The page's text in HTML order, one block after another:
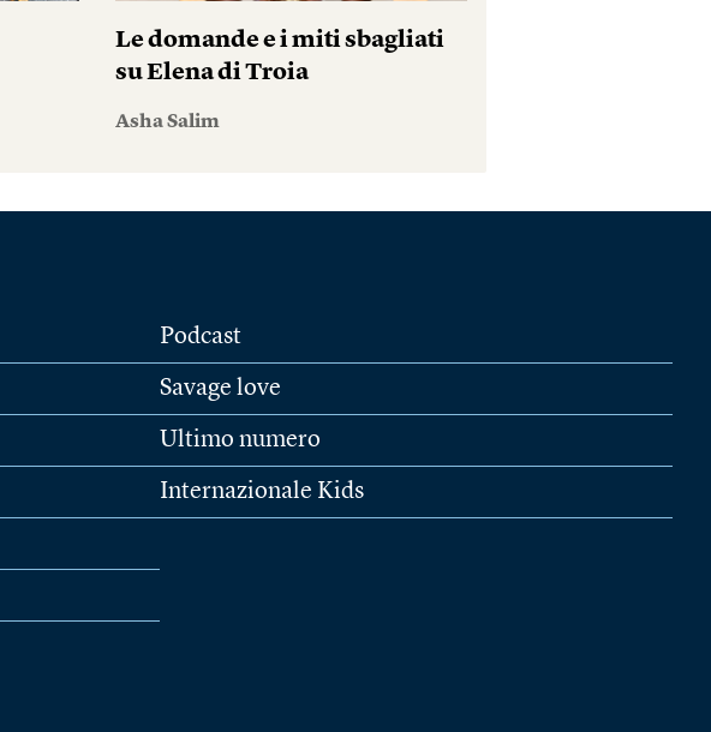
Le domande e i miti sbagliati
su Elena di Troia
Asha Salim
Podcast
Savage love
Ultimo numero
Internazionale Kids